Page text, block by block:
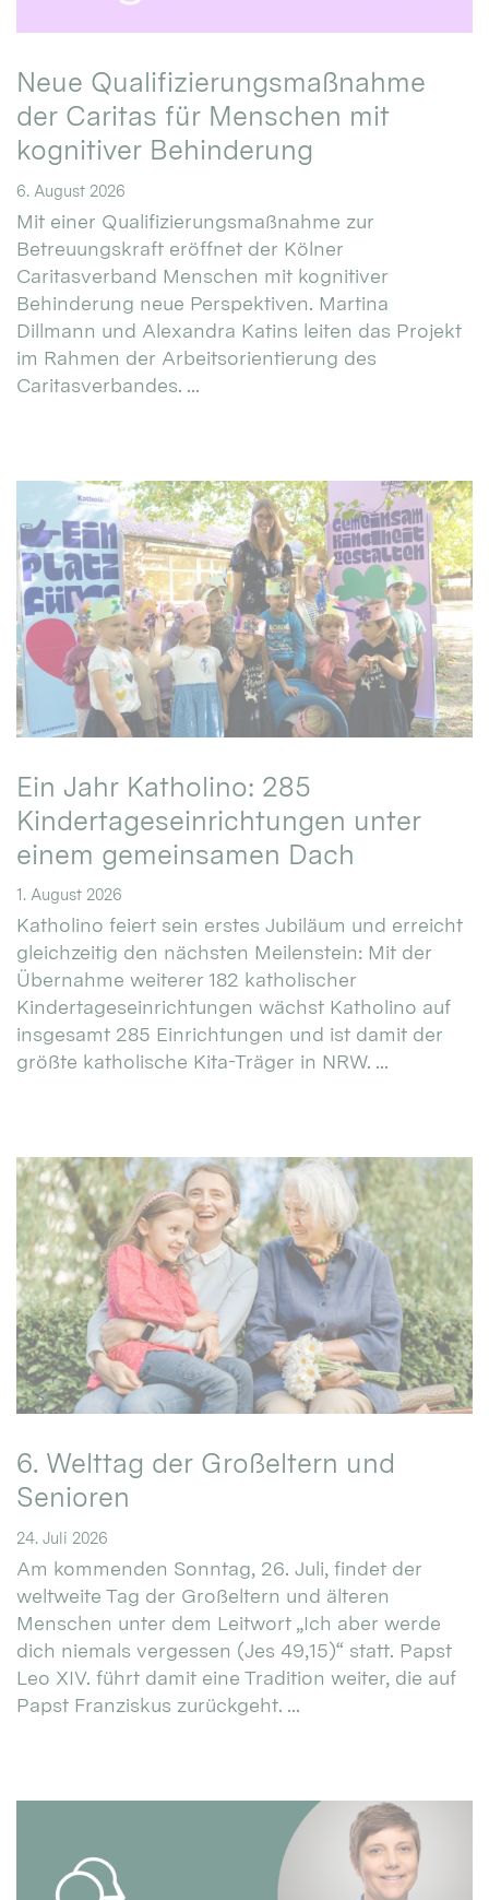
Neue Qualifizierungsmaßnahme
der Caritas für Menschen mit
kognitiver Behinderung
6. August 2026
Mit einer Qualifizierungsmaßnahme zur
Betreuungskraft eröffnet der Kölner
Caritasverband Menschen mit kognitiver
Behinderung neue Perspektiven. Martina
Dillmann und Alexandra Katins leiten das Projekt
im Rahmen der Arbeitsorientierung des
Caritasverbandes. ...
Ein Jahr Katholino: 285
Kindertageseinrichtungen unter
einem gemeinsamen Dach
1. August 2026
Katholino feiert sein erstes Jubiläum und erreicht
gleichzeitig den nächsten Meilenstein: Mit der
Übernahme weiterer 182 katholischer
Kindertageseinrichtungen wächst Katholino auf
insgesamt 285 Einrichtungen und ist damit der
größte katholische Kita-Träger in NRW. ...
6. Welttag der Großeltern und
Senioren
24. Juli 2026
Am kommenden Sonntag, 26. Juli, findet der
weltweite Tag der Großeltern und älteren
Menschen unter dem Leitwort „Ich aber werde
dich niemals vergessen (Jes 49,15)“ statt. Papst
Leo XIV. führt damit eine Tradition weiter, die auf
Papst Franziskus zurückgeht. ...